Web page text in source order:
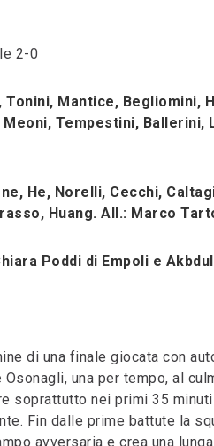
2-0
Tonini, Mantice, Begliomini,
Tempestini,
He, Norelli, Cecchi,
Huang. All.: Marco
Poddi di Empoli e
di una finale giocata con
una per tempo, al
soprattutto nei primi 35
Fin dalle prime battute la
avversaria e crea una